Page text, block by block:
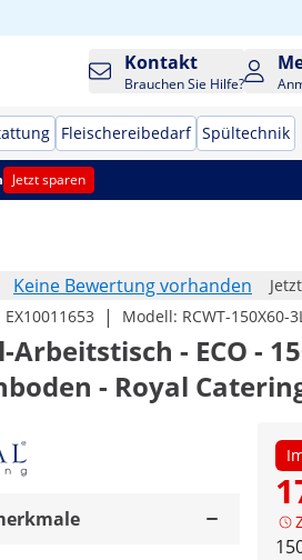
Kontakt
Brauchen Sie Hilfe?
Fleischereibedarf Spültechnik
Jetzt sparen
Keine Bewertung vorhanden
EX10011653 | Modell: RCWT-150X60-
Arbeitstisch - ECO -
- Royal